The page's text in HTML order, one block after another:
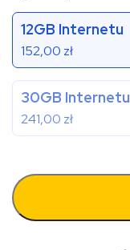
12GB Internetu
152,00 zł
30GB Internetu
241,00 zł